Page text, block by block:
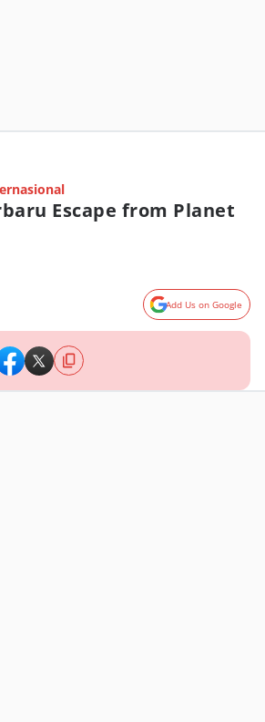
Escape from Planet
Add Us on Google